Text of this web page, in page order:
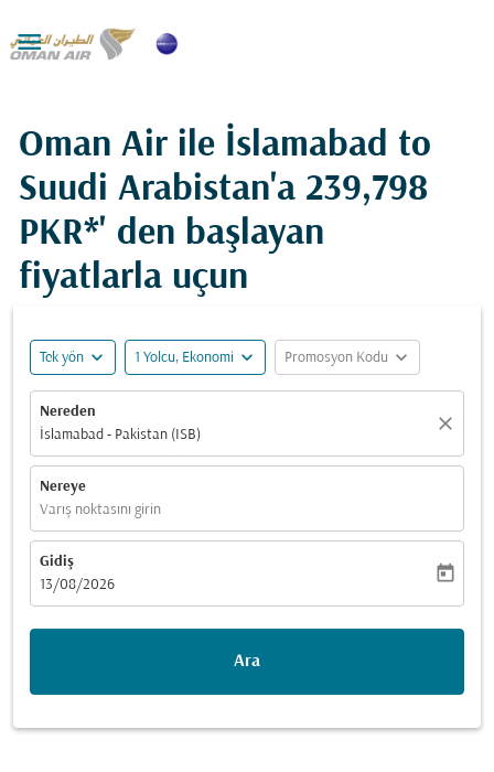

Oman Air ile İslamabad to
Suudi Arabistan'a 239,798
PKR*' den başlayan
fiyatlarla uçun
Tek yön expand_more 1 Yolcu, Ekonomi expand_more Promosyon Kodu expand_more
Nereden
İslamabad - Pakistan (ISB)
close
Nereye
Varış noktasını girin
Gidiş
fc-booking-departure-date-aria-label
13/08/2026
today
Ara